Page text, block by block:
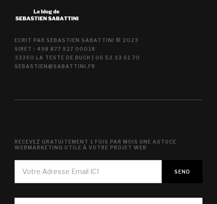
ECRIT PAR SEBASTIEN SABATTINI © 2023
SIRET : 498 877 927 00018
33260 LA TESTE DE BUCH | 06 52 33 61 70
SEBASTIEN@SABATTINI.FR
RECEVEZ GRATUITEMENT 1 FOIS PAR MOIS UNE ASTUCE
WEBMARKETING UTILE À VOTRE PROJET WEB